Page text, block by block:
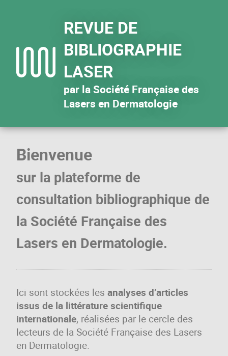
REVUE DE
BIBLIOGRAPHIE
LASER
par la Société Française des
Lasers en Dermatologie
Bienvenue
sur la plateforme de
consultation bibliographique de
la Société Française des
Lasers en Dermatologie.
Ici sont stockées les analyses d’articles
issus de la littérature scientifique
internationale, réalisées par le cercle des
lecteurs de la Société Française des Lasers
en Dermatologie.